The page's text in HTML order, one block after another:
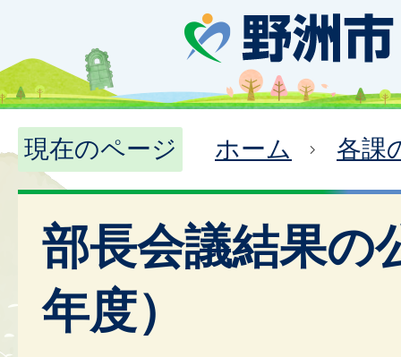
現在のページ ホーム 各課
部長会議結果の
年度）